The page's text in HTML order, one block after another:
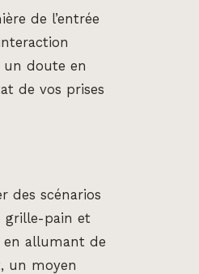
de l’entrée
un doute en
de vos prises
des scénarios
grille-pain et
en allumant de
un moyen